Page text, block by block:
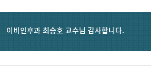
이비인후과 최승호 교수님 감사합니다.